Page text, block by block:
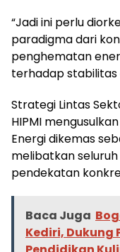
“Jadi ini perlu
paradigma dari
penghematan
terhadap stabilitas
Strategi Lintas
HIPMI
Energi dikemas
melibatkan
pendekatan
Baca Juga
Kediri, Dukung